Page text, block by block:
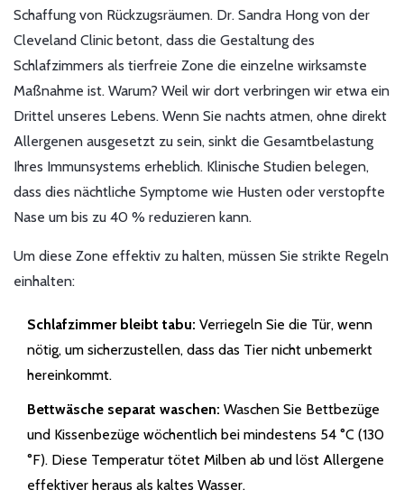
Schaffung von Rückzugsräumen. Dr. Sandra Hong von der
Cleveland Clinic betont, dass die Gestaltung des
Schlafzimmers als tierfreie Zone die einzelne wirksamste
Maßnahme ist. Warum? Weil wir dort verbringen wir etwa ein
Drittel unseres Lebens. Wenn Sie nachts atmen, ohne direkt
Allergenen ausgesetzt zu sein, sinkt die Gesamtbelastung
Ihres Immunsystems erheblich. Klinische Studien belegen,
dass dies nächtliche Symptome wie Husten oder verstopfte
Nase um bis zu 40 % reduzieren kann.
Um diese Zone effektiv zu halten, müssen Sie strikte Regeln
einhalten:
Schlafzimmer bleibt tabu: Verriegeln Sie die Tür, wenn
nötig, um sicherzustellen, dass das Tier nicht unbemerkt
hereinkommt.
Bettwäsche separat waschen: Waschen Sie Bettbezüge
und Kissenbezüge wöchentlich bei mindestens 54 °C (130
°F). Diese Temperatur tötet Milben ab und löst Allergene
effektiver heraus als kaltes Wasser.